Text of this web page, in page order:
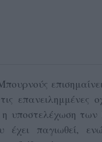
επανειλημμένες
η υποστελέχωση των
έχει παγιωθεί,